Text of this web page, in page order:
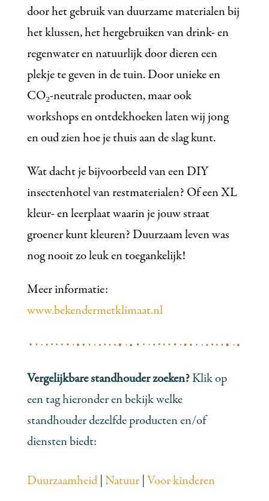
door het gebruik van duurzame materialen bij
het klussen, het hergebruiken van drink- en
regenwater en natuurlijk door dieren een
plekje te geven in de tuin. Door unieke en
CO₂-neutrale producten, maar ook
workshops en ontdekhoeken laten wij jong
en oud zien hoe je thuis aan de slag kunt.
Wat dacht je bijvoorbeeld van een DIY
insectenhotel van restmaterialen? Of een XL
kleur- en leerplaat waarin je jouw straat
groener kunt kleuren? Duurzaam leven was
nog nooit zo leuk en toegankelijk!
Meer informatie:
www.bekendermetklimaat.nl
Vergelijkbare standhouder zoeken?Klik op
een tag hieronder en bekijk welke
standhouder dezelfde producten en/of
diensten biedt:
Duurzaamheid| Natuur| Voor kinderen